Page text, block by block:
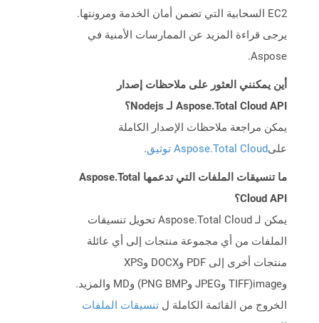
EC2 السحابية التي تضمن أمان الخدمة ومرونتها.
يرجى قراءة المزيد عن الممارسات الأمنية في
Aspose.
أين يمكنني العثور على ملاحظات إصدار
Aspose.Total Cloud API لـ Nodejs؟
يمكن مراجعة ملاحظات الإصدار الكاملة
علىAspose.Total Cloud توثيق .
ما تنسيقات الملفات التي تدعمها Aspose.Total
Cloud API؟
يمكن لـ Aspose.Total Cloud تحويل تنسيقات
الملفات من أي مجموعة منتجات إلى أي عائلة
منتجات أخرى إلى PDF وDOCX وXPS
وimage(TIFF وJPEG وPNG BMP) وMD والمزيد.
الخروج من القائمة الكاملة ل تنسيقات الملفات